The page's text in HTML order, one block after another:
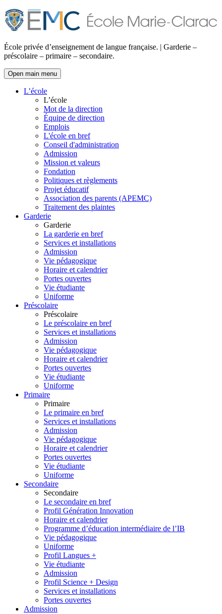
École privée d’enseignement de langue française. | Garderie –
préscolaire – primaire – secondaire.
Open main menu
L’école
L’école
Mot de la direction
Équipe de direction
Emplois
L'école en bref
Conseil d'administration
Admission
Mission et valeurs
Fondation
Politiques et règlements
Projet éducatif
Association des parents (APEMC)
Traitement des plaintes
Garderie
Garderie
La garderie en bref
Services et installations
Admission
Vie pédagogique
Horaire et calendrier
Portes ouvertes
Vie étudiante
Uniforme
Préscolaire
Préscolaire
Le préscolaire en bref
Services et installations
Admission
Vie pédagogique
Horaire et calendrier
Portes ouvertes
Vie étudiante
Uniforme
Primaire
Primaire
Le primaire en bref
Services et installations
Admission
Vie pédagogique
Horaire et calendrier
Portes ouvertes
Vie étudiante
Uniforme
Secondaire
Secondaire
Le secondaire en bref
Profil Génération Innovation
Horaire et calendrier
Programme d’éducation intermédiaire de l’IB
Vie pédagogique
Uniforme
Profil Langues +
Vie étudiante
Admission
Profil Science + Design
Services et installations
Portes ouvertes
Admission